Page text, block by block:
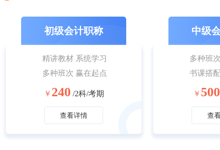
初级会计职称
精讲教材 系统学习
多种班次 赢在起点
￥ 240 /2科/考期
查看详情
中级
多种班
书课搭
￥ 500
查